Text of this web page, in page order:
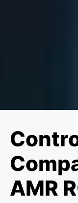
AMR